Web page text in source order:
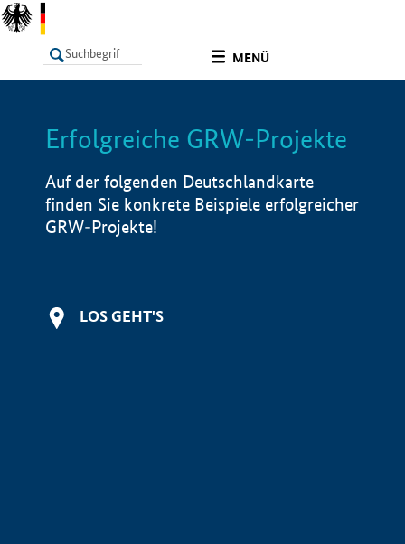
MENÜ
LISTE Info
Erfolgreiche GRW-Projekte
Auf der folgenden Deutschlandkarte
finden Sie konkrete Beispiele erfolgreicher
GRW-Projekte!
LOS GEHT'S